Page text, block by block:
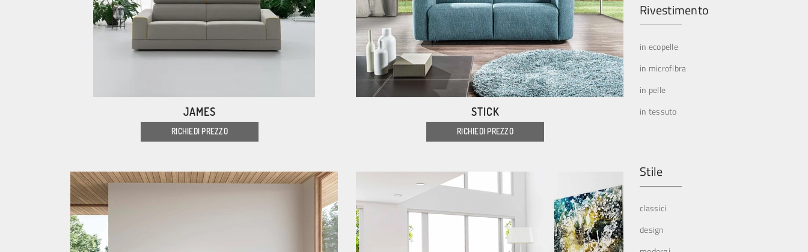
JAMES
RICHIEDI PREZZO
STICK
RICHIEDI PREZZO
Rivestimento
in ecopelle
in microfibra
in pelle
in tessuto
Stile
classici
design